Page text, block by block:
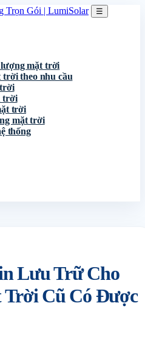
☰
lượng mặt trời
trời theo nhu cầu
trời
trời
mặt trời
thống
Lưu Trữ Cho
Cũ Có Được